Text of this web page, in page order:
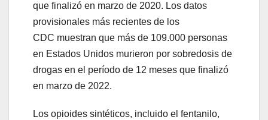
que finalizó en marzo de 2020. Los datos
provisionales más recientes de los
CDC muestran que más de 109.000 personas
en Estados Unidos murieron por sobredosis de
drogas en el período de 12 meses que finalizó
en marzo de 2022.
Los opioides sintéticos, incluido el fentanilo,